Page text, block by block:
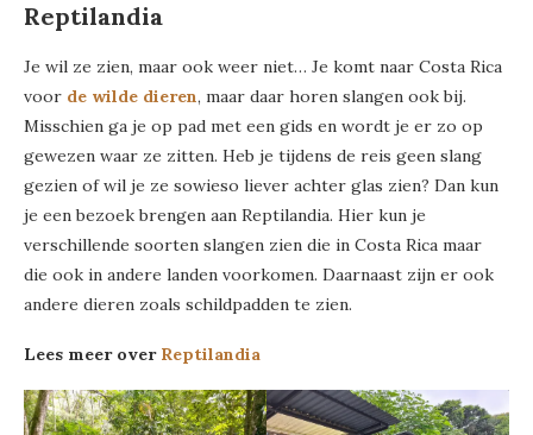
Reptilandia
Je wil ze zien, maar ook weer niet… Je komt naar Costa Rica
voor de wilde dieren, maar daar horen slangen ook bij.
Misschien ga je op pad met een gids en wordt je er zo op
gewezen waar ze zitten. Heb je tijdens de reis geen slang
gezien of wil je ze sowieso liever achter glas zien? Dan kun
je een bezoek brengen aan Reptilandia. Hier kun je
verschillende soorten slangen zien die in Costa Rica maar
die ook in andere landen voorkomen. Daarnaast zijn er ook
andere dieren zoals schildpadden te zien.
Lees meer over Reptilandia